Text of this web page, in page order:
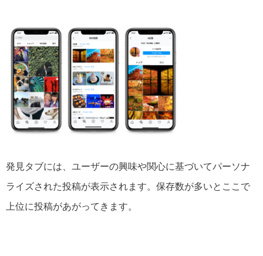
発見タブには、ユーザーの興味や関心に基づいてパーソナ
ライズされた投稿が表示されます。保存数が多いとここで
上位に投稿があがってきます。